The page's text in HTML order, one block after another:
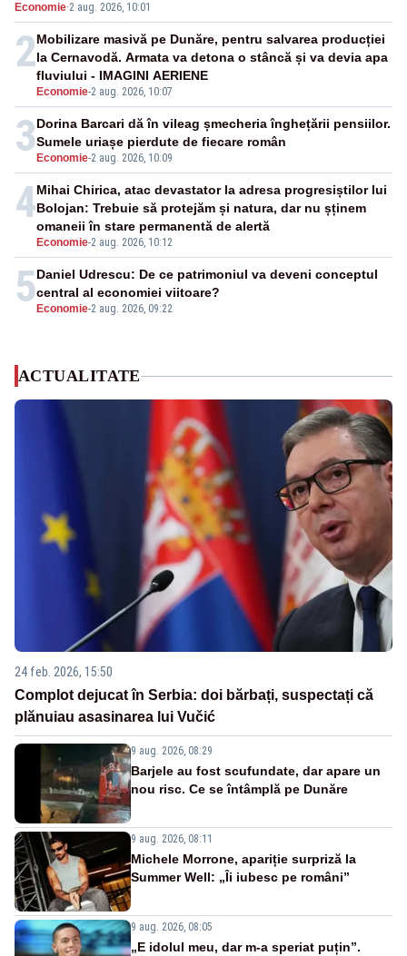
pensii
Economie·2 aug. 2026, 10:01
2
Economie-2 aug. 2026, 10:07
Mobilizare masivă pe Dunăre, pentru salvarea producției
la Cernavodă. Armata va detona o stâncă și va devia apa
fluviului - IMAGINI AERIENE
3 Economie-2 aug. 2026, 10:09
Dorina Barcari dă în vileag șmecheria înghețării pensiilor.
Sumele uriașe pierdute de fiecare român
4
Economie-2 aug. 2026, 10:12
Mihai Chirica, atac devastator la adresa progresiștilor lui
Bolojan: Trebuie să protejăm și natura, dar nu șținem
omaneii în stare permanentă de alertă
5 Economie-2 aug. 2026, 09:22
Daniel Udrescu: De ce patrimoniul va deveni conceptul
central al economiei viitoare?
ACTUALITATE
24 feb. 2026, 15:50
Complot dejucat în Serbia: doi bărbați, suspectați că
plănuiau asasinarea lui Vučić
9 aug. 2026, 08:29
Barjele au fost scufundate, dar apare un
nou risc. Ce se întâmplă pe Dunăre
9 aug. 2026, 08:11
Michele Morrone, apariție surpriză la
Summer Well: „Îi iubesc pe români”
9 aug. 2026, 08:05
„E idolul meu, dar m-a speriat puțin”.